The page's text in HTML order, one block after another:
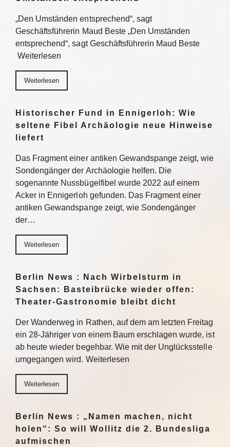
„Den Umständen entsprechend“, sagt
Geschäftsführerin Maud Beste „Den Umständen
entsprechend“, sagt Geschäftsführerin Maud Beste
Weiterlesen
Weiterlesen
Historischer Fund in Ennigerloh: Wie
seltene Fibel Archäologie neue Hinweise
liefert
Das Fragment einer antiken Gewandspange zeigt, wie
Sondengänger der Archäologie helfen. Die
sogenannte Nussbügelfibel wurde 2022 auf einem
Acker in Ennigerloh gefunden. Das Fragment einer
antiken Gewandspange zeigt, wie Sondengänger
der…
Weiterlesen
Berlin News : Nach Wirbelsturm in
Sachsen: Basteibrücke wieder offen:
Theater-Gastronomie bleibt dicht
Der Wanderweg in Rathen, auf dem am letzten Freitag
ein 28-Jähriger von einem Baum erschlagen wurde, ist
ab heute wieder begehbar. Wie mit der Unglücksstelle
umgegangen wird. Weiterlesen
Weiterlesen
Berlin News : „Namen machen, nicht
holen“: So will Wollitz die 2. Bundesliga
aufmischen